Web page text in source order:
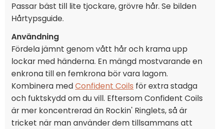
Passar bäst till lite tjockare, grövre hår. Se bilden
Hårtypsguide.
Användning
Fördela jämnt genom vått hår och krama upp
lockar med händerna. En mängd mostvarande en
enkrona till en femkrona bör vara lagom.
Kombinera medConfident Coils för extra stadga
och fuktskydd om du vill. Eftersom Confident Coils
är mer koncentrerad än Rockin' Ringlets, så är
tricket när man använder dem tillsammans att